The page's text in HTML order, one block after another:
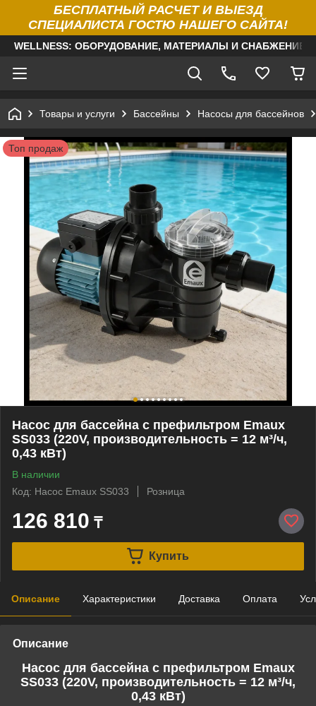
БЕСПЛАТНЫЙ РАСЧЕТ И ВЫЕЗД
СПЕЦИАЛИСТА ГОСТЮ НАШЕГО САЙТА!
WELLNESS: ОБОРУДОВАНИЕ, МАТЕРИАЛЫ И
Товары и услуги Бассейны Насосы для бассейнов
Топ продаж
Насос для бассейна с префильтром Emaux
SS033 (220V, производительность = 12 м³/ч,
0,43 кВт)
В наличии
Код: Насос Emaux SS033
Розница
126 810 ₸
Купить
Описание Характеристики Доставка Оплата
Описание
Насос для бассейна с префильтром Emaux
SS033 (220V, производительность = 12 м³/ч,
0,43 кВт)